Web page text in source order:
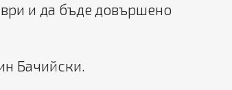
и да бъде довършено
Бачийски.